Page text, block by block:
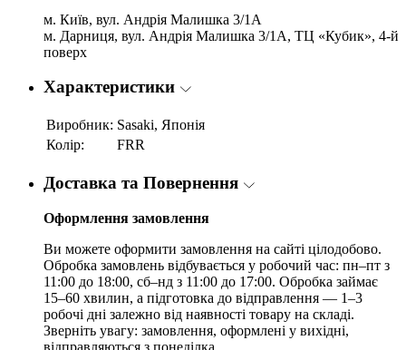
м. Київ, вул. Андрія Малишка 3/1А
м. Дарниця, вул. Андрія Малишка 3/1А, ТЦ «Кубик», 4-й
поверх
Характеристики
Виробник: Sasaki, Японія
Колір:
FRR
Доставка та Повернення
Оформлення замовлення
Ви можете оформити замовлення на сайті цілодобово.
Обробка замовлень відбувається у робочий час: пн–пт з
11:00 до 18:00, сб–нд з 11:00 до 17:00. Обробка займає
15–60 хвилин, а підготовка до відправлення — 1–3
робочі дні залежно від наявності товару на складі.
Зверніть увагу: замовлення, оформлені у вихідні,
відправляються з понеділка.